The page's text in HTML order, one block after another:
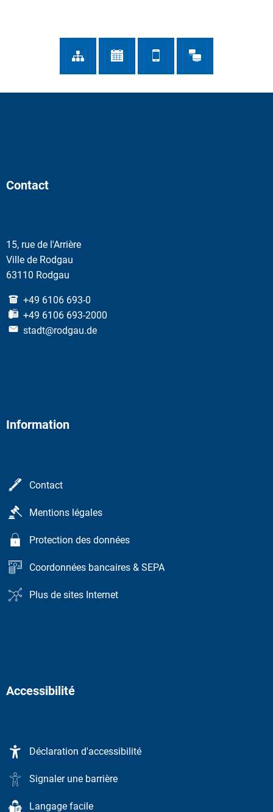
Contact
15, rue de l'Arrière
Ville de Rodgau
63110 Rodgau
+49 6106 693-0
+49 6106 693-2000
stadt@rodgau.de
Information
Contact
Mentions légales
Protection des données
Coordonnées bancaires & SEPA
Plus de sites Internet
Accessibilité
Déclaration d'accessibilité
Signaler une barrière
Langage facile